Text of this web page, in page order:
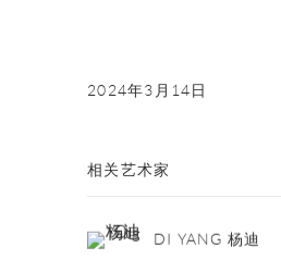
2024年3月14日
相关艺术家
DI YANG 杨迪